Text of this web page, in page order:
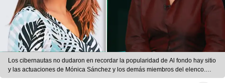
Los cibernautas no dudaron en recordar la popularidad de Al fondo hay sitio
y las actuaciones de Mónica Sánchez y los demás miembros del elenco.
Foto: composición/Mónica Sánchez/Instagram/captura de Instagram/La